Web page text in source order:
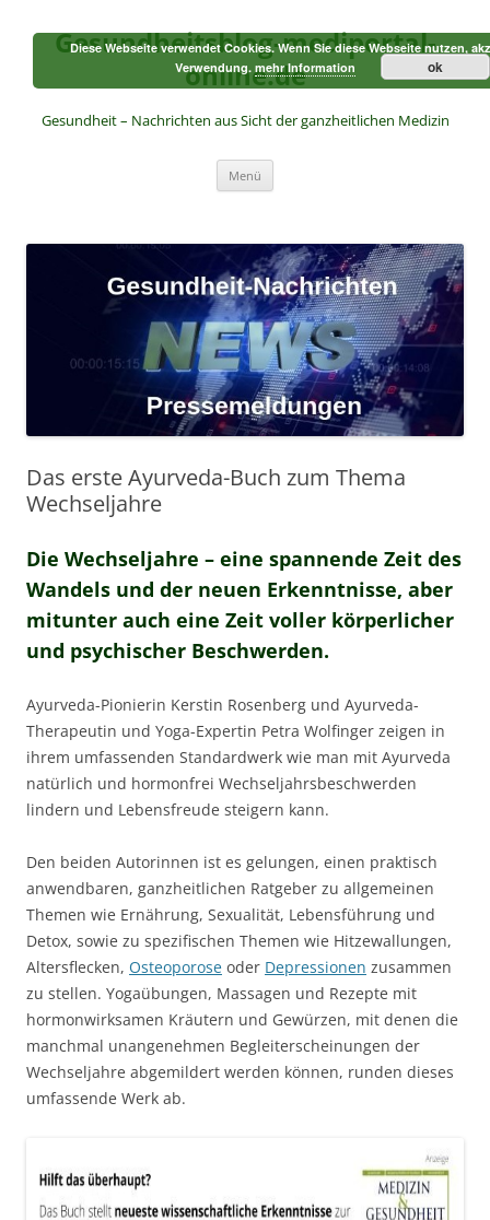
springen
Gesundheitsblog-mediportal-
online.de
Gesundheit – Nachrichten aus Sicht der ganzheitlichen Medizin
Menü
Das erste Ayurveda-Buch zum Thema
Wechseljahre
Die Wechseljahre – eine spannende Zeit des
Wandels und der neuen Erkenntnisse, aber
mitunter auch eine Zeit voller körperlicher
und psychischer Beschwerden.
Ayurveda-Pionierin Kerstin Rosenberg und Ayurveda-
Therapeutin und Yoga-Expertin Petra Wolfinger zeigen in
ihrem umfassenden Standardwerk wie man mit Ayurveda
natürlich und hormonfrei Wechseljahrsbeschwerden
lindern und Lebensfreude steigern kann.
Den beiden Autorinnen ist es gelungen, einen praktisch
anwendbaren, ganzheitlichen Ratgeber zu allgemeinen
Themen wie Ernährung, Sexualität, Lebensführung und
Detox, sowie zu spezifischen Themen wie Hitzewallungen,
Altersflecken, Osteoporose oder Depressionen zusammen
zu stellen. Yogaübungen, Massagen und Rezepte mit
hormonwirksamen Kräutern und Gewürzen, mit denen die
manchmal unangenehmen Begleiterscheinungen der
Wechseljahre abgemildert werden können, runden dieses
umfassende Werk ab.
Diese Webseite verwendet Cookies. Wenn Sie diese Webseite nutzen,
Verwendung. mehr Information ok